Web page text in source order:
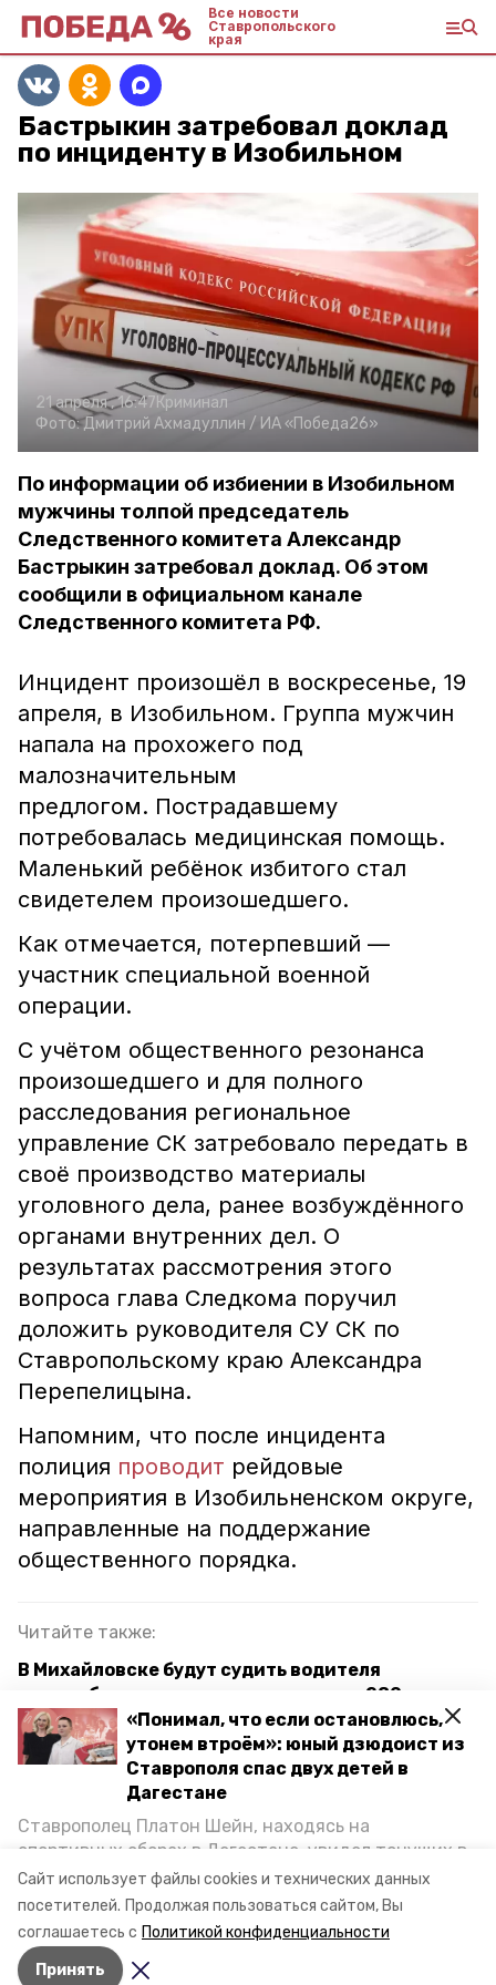
Сайт использует файлы cookies и технических данных
посетителей. Продолжая пользоваться сайтом, Вы
соглашаетесь с Политикой конфиденциальности
Принять
«Понимал, что если остановлюсь,
утонем втроём»: юный дзюдоист из
Ставрополя спас двух детей в
Дагестане
Ставрополец Платон Шейн, находясь на
спортивных сборах в Дегестане, увидел тонущих в
Каспийском море детей и бросился на помощь. По
возвращении домой, отважного мальчика
пригласили в министерство образования края и
наградили. Корреспондент «Победы26» пообщался
с юным героем.
Все новости
Ставропольского
края
Бастрыкин затребовал доклад
по инциденту в Изобильном
21 апреля , 16:47Криминал
Фото:Дмитрий Ахмадуллин / ИА «Победа26»
По информации об избиении в Изобильном
мужчины толпой председатель
Следственного комитета Александр
Бастрыкин затребовал доклад. Об этом
сообщили в официальном канале
Следственного комитета РФ.
Инцидент произошёл в воскресенье, 19
апреля, в Изобильном. Группа мужчин
напала на прохожего под
малозначительным
предлогом. Пострадавшему
потребовалась медицинская помощь.
Маленький ребёнок избитого стал
свидетелем произошедшего.
Как отмечается, потерпевший —
участник специальной военной
операции.
С учётом общественного резонанса
произошедшего и для полного
расследования региональное
управление СК затребовало передать в
своё производство материалы
уголовного дела, ранее возбуждённого
органами внутренних дел. О
результатах рассмотрения этого
вопроса глава Следкома поручил
доложить руководителя СУ СК по
Ставропольскому краю Александра
Перепелицына.
Напомним, что после инцидента
полиция проводит рейдовые
мероприятия в Изобильненском округе,
направленные на поддержание
общественного порядка.
Читайте также:
В Михайловске будут судить водителя
молкомбината за мошенничество на 280 тыс.
Ставропольчанка продала квартиру и машину, а
выручку перевела мошенникам
В Изобильном возбудили уголовное дело после
уличной драки
александр бастрыкин изобильный
следком